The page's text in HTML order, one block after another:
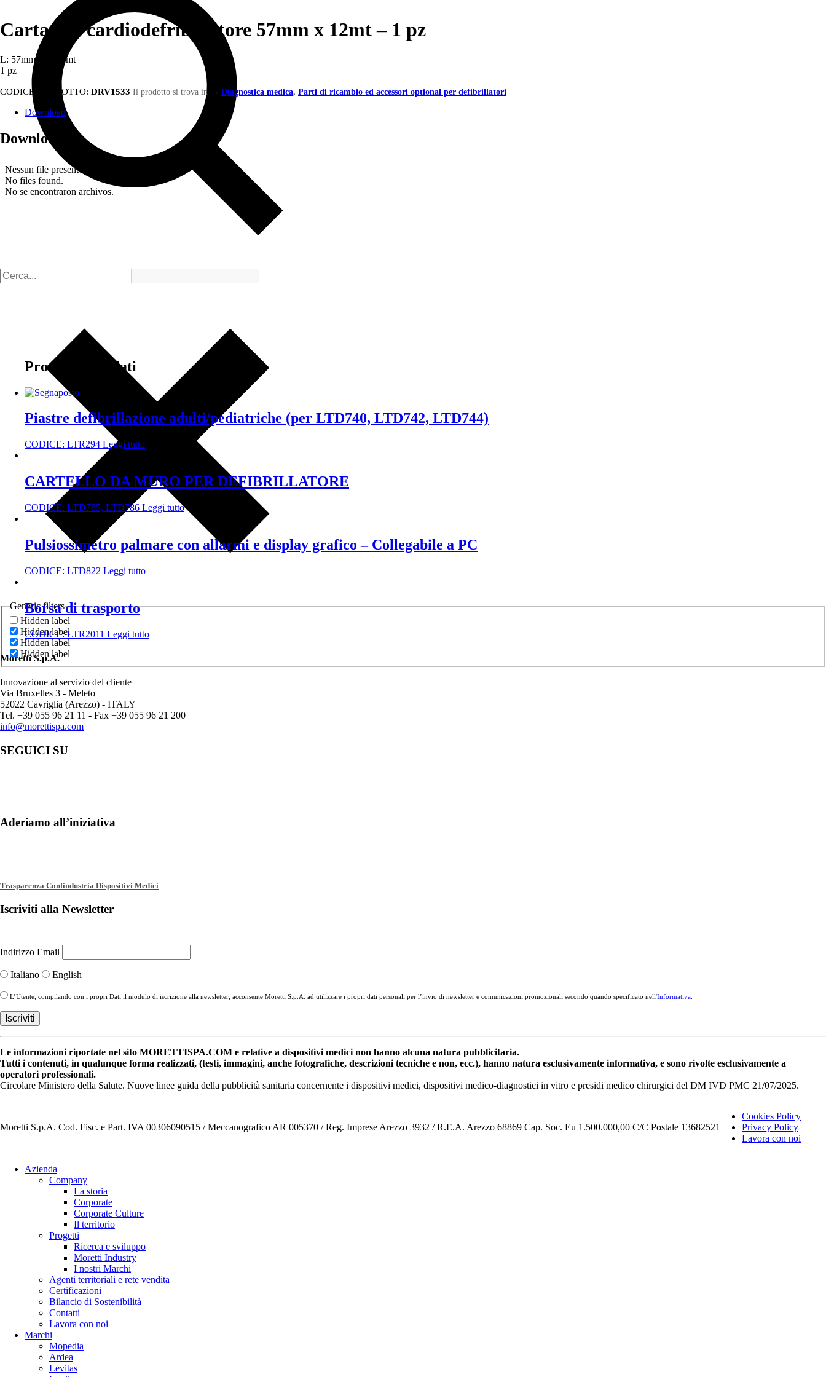
Generic filters
Hidden label
Hidden label
Hidden label
Hidden label
Carta per cardiodefribillatore 57mm x 12mt – 1 pz
L: 57mm x P: 12mt
1 pz
CODICE PRODOTTO: DRV1533 Il prodotto si trova in → Diagnostica medica, Parti di ricambio ed accessori optional per defibrillatori
Download
Download
Prodotti correlati
Piastre defibrillazione adulti/pediatriche (per LTD740, LTD742, LTD744)
CODICE: LTR294 Leggi tutto
CARTELLO DA MURO PER DEFIBRILLATORE
CODICE: LTD785, LTD786 Leggi tutto
Pulsiossimetro palmare con allarmi e display grafico – Collegabile a PC
CODICE: LTD822 Leggi tutto
Borsa di trasporto
CODICE:LTR2011 Leggi tutto
Moretti S.p.A.
Innovazione al servizio del cliente
Via Bruxelles 3 - Meleto
52022 Cavriglia (Arezzo) - ITALY
Tel. +39 055 96 21 11 - Fax +39 055 96 21 200
info@morettispa.com
SEGUICI SU
Aderiamo all’iniziativa
Trasparenza Confindustria Dispositivi Medici
Iscriviti alla Newsletter
Indirizzo Email
Italiano English
L’Utente, compilando con i propri Dati il modulo di iscrizione alla newsletter, acconsente Moretti S.p.A. ad utilizzare i propri dati personali per l’invio di newsletter e comunicazioni promozionali secondo quando specificato nell'Informativa.
Le informazioni riportate nel sito MORETTISPA.COM e relative a dispositivi medici non hanno alcuna natura pubblicitaria.
Tutti i contenuti, in qualunque forma realizzati, (testi, immagini, anche fotografiche, descrizioni tecniche e non, ecc.), hanno natura esclusivamente informativa, e sono rivolte esclusivamente a
operatori professionali.
Circolare Ministero della Salute. Nuove linee guida della pubblicità sanitaria concernente i dispositivi medici, dispositivi medico-diagnostici in vitro e presidi medico chirurgici del DM IVD PMC 21/07/2025.
Moretti S.p.A. Cod. Fisc. e Part. IVA 00306090515 / Meccanografico AR 005370 / Reg. Imprese Arezzo 3932 / R.E.A. Arezzo 68869 Cap. Soc. Eu 1.500.000,00 C/C Postale 13682521
Cookies Policy
Privacy Policy
Lavora con noi
Azienda
Company
La storia
Corporate
Corporate Culture
Il territorio
Progetti
Ricerca e sviluppo
Moretti Industry
I nostri Marchi
Agenti territoriali e rete vendita
Certificazioni
Bilancio di Sostenibilità
Contatti
Lavora con noi
Marchi
Mopedia
Ardea
Levitas